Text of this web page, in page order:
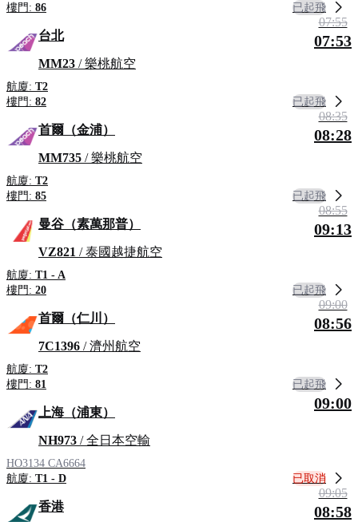
樓門: 86 已起飛
台北
MM23 / 樂桃航空
航廈: T2
樓門: 82
07:55
07:53
已起飛
首爾（金浦）
MM735 / 樂桃航空
航廈: T2
樓門: 85
08:35
08:28
已起飛
曼谷（素萬那普）
VZ821 / 泰國越捷航空
航廈: T1 - A
樓門: 20
08:55
09:13
已起飛
首爾（仁川）
7C1396 / 濟州航空
航廈: T2
樓門: 81
09:00
08:56
已起飛
上海（浦東）
NH973 / 全日本空輸
HO3134 CA6664
航廈: T1 - D
09:00
已取消
香港
09:05
08:58